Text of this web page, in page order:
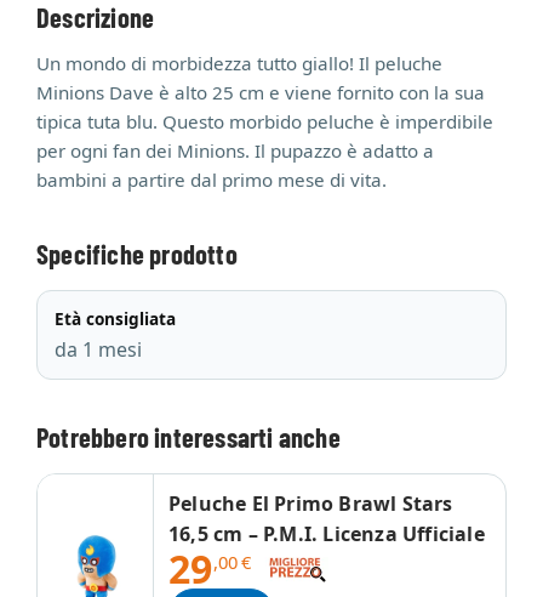
Descrizione
Un mondo di morbidezza tutto giallo! Il peluche
Minions Dave è alto 25 cm e viene fornito con la sua
tipica tuta blu. Questo morbido peluche è imperdibile
per ogni fan dei Minions. Il pupazzo è adatto a
bambini a partire dal primo mese di vita.
Specifiche prodotto
Età consigliata
da 1 mesi
Potrebbero interessarti anche
Peluche El Primo Brawl Stars
16,5 cm – P.M.I. Licenza Ufficiale
29,00€